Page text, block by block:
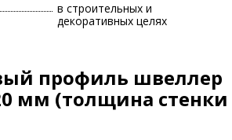
в строительных и
декоративных целях
профиль швеллер
мм (толщина стенки